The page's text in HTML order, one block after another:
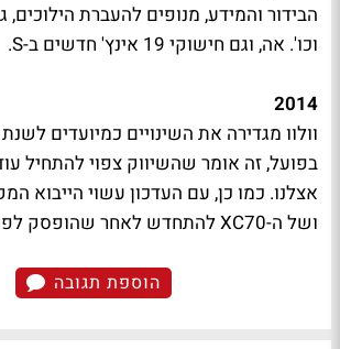
הבידור והמידע, מנופים להעברת
וכו'. אה, וגם חישוקי 19 אינץ' חדשים ב-S.
2014
בפועל, זה אומר שהשיווק צפוי להתחיל
ושל ה-XC70 להתחדש לאחר שהופסק לפני זמן מה.
הוספת תגובה